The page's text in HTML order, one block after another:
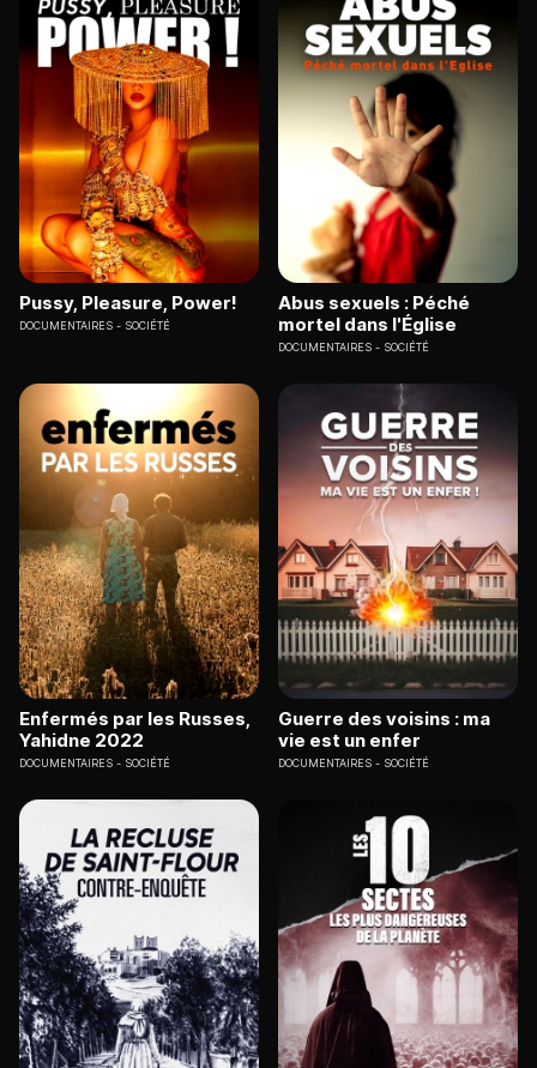
Pussy, Pleasure, Power!
DOCUMENTAIRES SOCIÉTÉ
Abus sexuels : Péché
mortel dans l'Église
DOCUMENTAIRES SOCIÉTÉ
Enfermés par les Russes,
Yahidne 2022
DOCUMENTAIRES SOCIÉTÉ
Guerre des voisins : ma
vie est un enfer
DOCUMENTAIRES SOCIÉTÉ